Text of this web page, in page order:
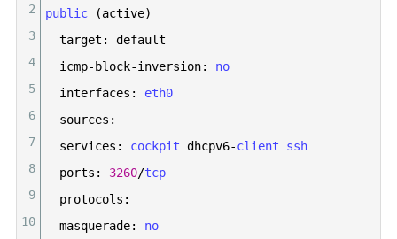
2
3
4
5
6
7
8
9
10
public
(active)
target :
default
icmp- block-inversion:
no
interfaces :
eth0
sources :
services : cockpit dhcpv6-client ssh
ports : 3260/tcp
protocols :
masquerade:
no